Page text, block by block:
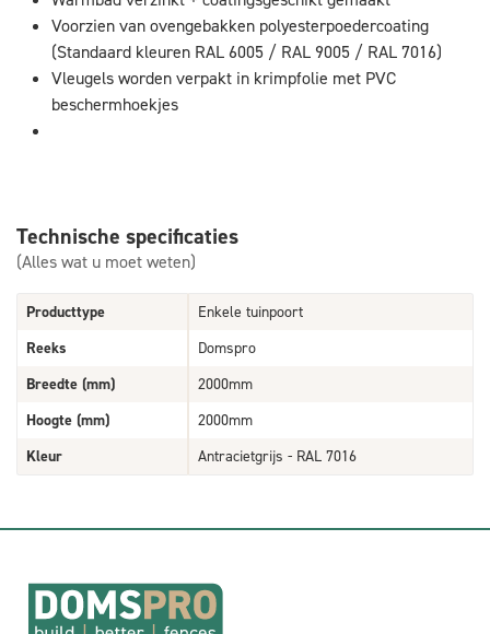
Voorzien van ovengebakken polyesterpoedercoating
(Standaard kleuren RAL 6005 / RAL 9005 / RAL 7016)
Vleugels worden verpakt in krimpfolie met PVC
beschermhoekjes
Technische specificaties
(Alles wat u moet weten)
Producttype
Enkele tuinpoort
Reeks
Domspro
Breedte (mm)
2000mm
Hoogte (mm)
2000mm
Kleur
Antracietgrijs - RAL 7016